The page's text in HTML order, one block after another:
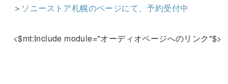
＞ ソニーストア札幌のページにて、予約受付中
<$mt:Include module="オーディオページへのリンク"$>